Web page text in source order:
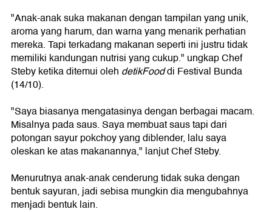
"Anak-anak suka makanan dengan tampilan yang unik,
aroma yang harum, dan warna yang menarik perhatian
mereka. Tapi terkadang makanan seperti ini justru tidak
memiliki kandungan nutrisi yang cukup." ungkap Chef
Steby ketika ditemui oleh detikFooddi Festival Bunda
(14/10).
"Saya biasanya mengatasinya dengan berbagai macam.
Misalnya pada saus. Saya membuat saus tapi dari
potongan sayur pokchoy yang diblender, lalu saya
oleskan ke atas makanannya," lanjut Chef Steby.
Menurutnya anak-anak cenderung tidak suka dengan
bentuk sayuran, jadi sebisa mungkin dia mengubahnya
menjadi bentuk lain.